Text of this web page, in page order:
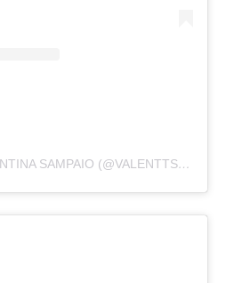
ПУБЛИКАЦИЯ ОТ VALENTINA SAMPAIO (@VALENTTS)